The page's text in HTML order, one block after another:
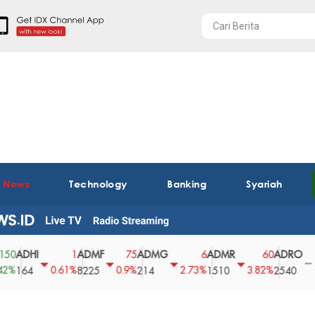
Technology Banking Syariah
1
0.61%8225
75
0.9%
ADMG
214
6
2.73%1510
60
3.82%
ADRO
2540
0
0%
AEGS
43